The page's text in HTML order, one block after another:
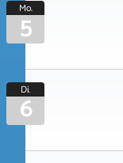
Mo.
5
Di.
6